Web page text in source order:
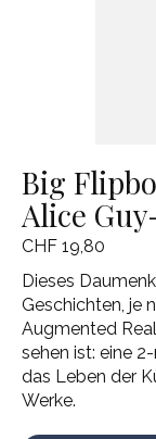
Big
Alice
CHF 19,80
Dieses
Geschichten, je
Augmented
sehen ist: eine
das Leben der
Werke.